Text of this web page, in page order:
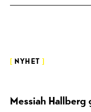
NYHET
Messiah